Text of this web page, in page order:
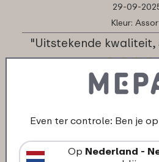
29-09-
Kleur:
"Uitstekende kwaliteit,
★★★★
★★★★
klant van
29-09-
Kleur:
Even ter controle: Ben je
Op Nederland -